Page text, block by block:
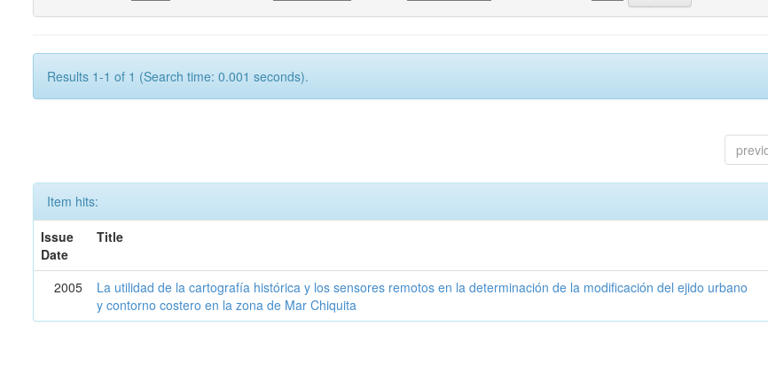
Results 1-1 of 1 (Search time: 0.001 seconds).
Item hits:
Issue
Date
Title
2005
La utilidad de la cartografía histórica y los sensores remotos en la determinación de la modificación del ejido urbano
y contorno costero en la zona de Mar Chiquita